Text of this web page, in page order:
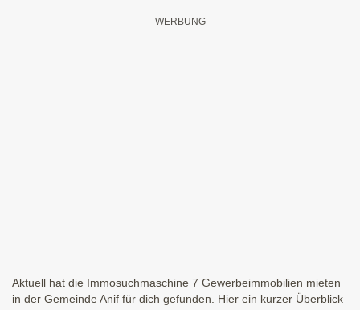
Aktuell hat die Immosuchmaschine 7 Gewerbeimmobilien mieten
in der Gemeinde Anif für dich gefunden. Hier ein kurzer Überblick